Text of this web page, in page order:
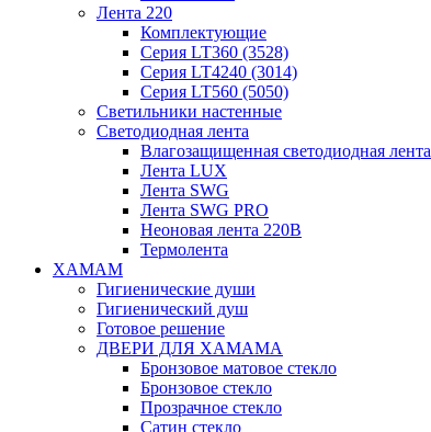
Лента 220
Комплектующие
Серия LT360 (3528)
Серия LT4240 (3014)
Серия LT560 (5050)
Светильники настенные
Светодиодная лента
Влагозащищенная светодиодная лента
Лента LUX
Лента SWG
Лента SWG PRO
Неоновая лента 220В
Термолента
ХАМАМ
Гигиенические души
Гигиенический душ
Готовое решение
ДВЕРИ ДЛЯ ХАМАМА
Бронзовое матовое стекло
Бронзовое стекло
Прозрачное стекло
Сатин стекло